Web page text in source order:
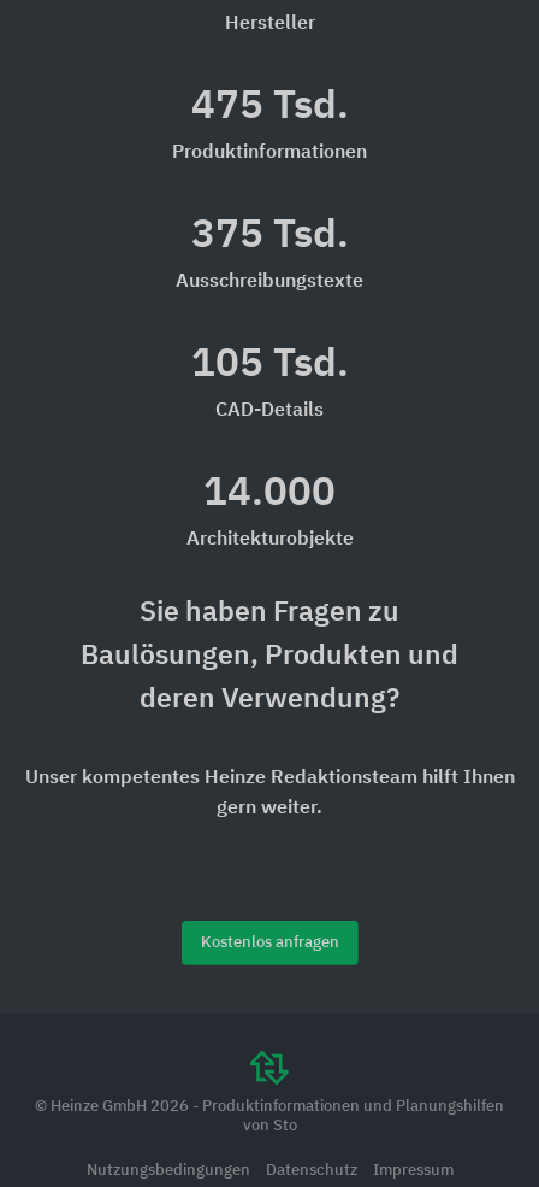
Hersteller
475 Tsd.
Produktinformationen
375 Tsd.
Ausschreibungstexte
105 Tsd.
CAD-Details
14.000
Architekturobjekte
Sie haben Fragen zu
Baulösungen, Produkten und
deren Verwendung?
Unser kompetentes Heinze Redaktionsteam hilft Ihnen
gern weiter.
Kostenlos anfragen
© Heinze GmbH 2026 - Produktinformationen und Planungshilfen
von Sto
Nutzungsbedingungen Datenschutz Impressum